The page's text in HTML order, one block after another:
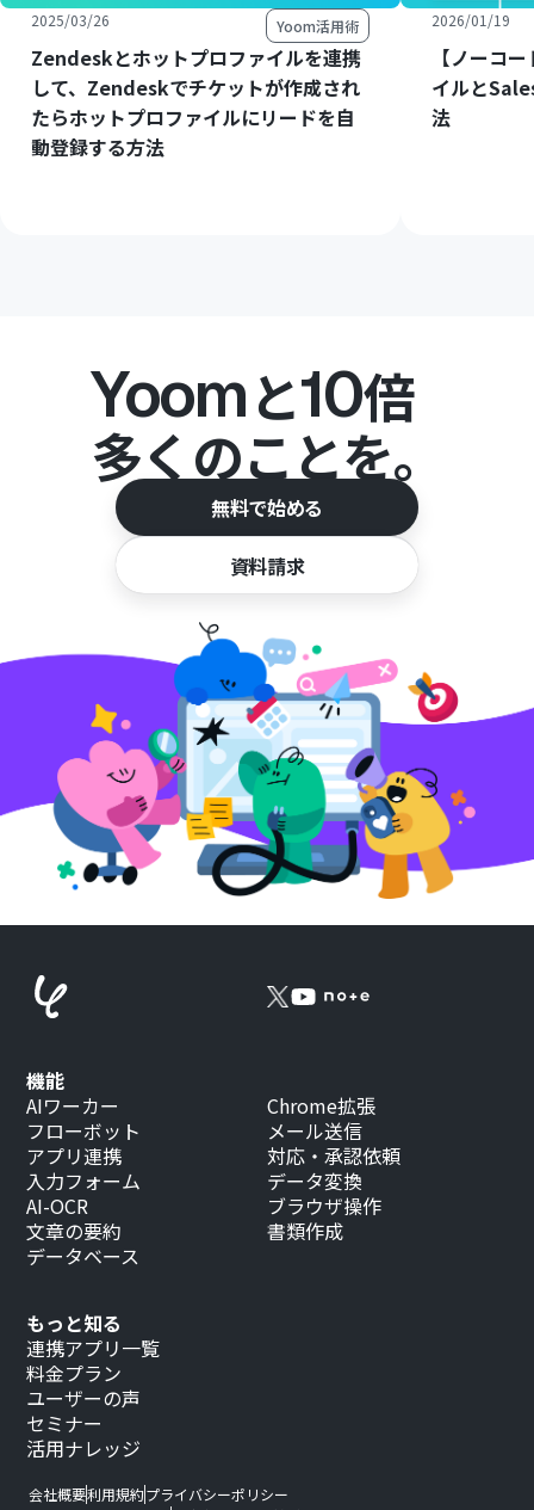
2025/03/26 Yoom活用術
Zendeskとホットプロファイルを連携
して、Zendeskでチケットが作成され
たらホットプロファイルにリードを自
動登録する方法
2026/01/19
【ノーコ
イルと
法
Yoomと10倍
多くのことを。
無料で始める
資料請求
もっと知る
連携アプリ一覧
料金プラン
ユーザーの声
セミナー
活用ナレッジ
機能
AIワーカー
フローボット
アプリ連携
入力フォーム
AI-OCR
文章の要約
データベース
Chrome拡張
メール送信
対応・承認依頼
データ変換
ブラウザ操作
書類作成
会社概要利用規約プライバシーポリシー